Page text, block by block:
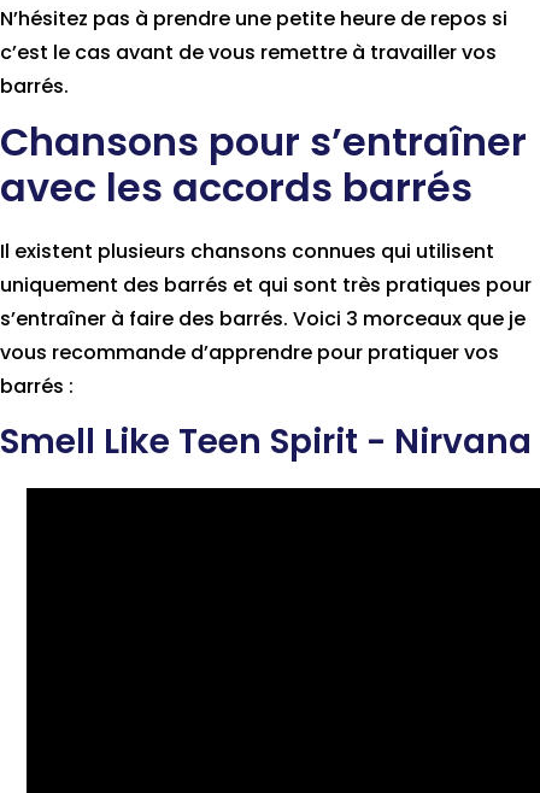
N’hésitez pas à prendre une petite heure de repos si
c’est le cas avant de vous remettre à travailler vos
barrés.
Chansons pour s’entraîner
avec les accords barrés
Il existent plusieurs chansons connues qui utilisent
uniquement des barrés et qui sont très pratiques pour
s’entraîner à faire des barrés. Voici 3 morceaux que je
vous recommande d’apprendre pour pratiquer vos
barrés :
Smell Like Teen Spirit - Nirvana